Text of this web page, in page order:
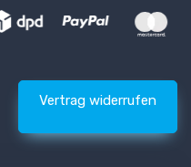
Vertrag widerrufen